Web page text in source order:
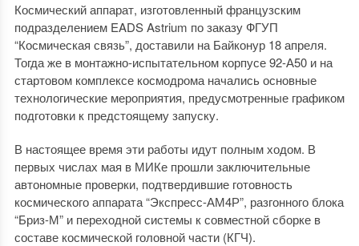
Космический аппарат, изготовленный французским
подразделением EADS Astrium по заказу ФГУП
“Космическая связь”, доставили на Байконур 18 апреля.
Тогда же в монтажно-испытательном корпусе 92-А50 и на
стартовом комплексе космодрома начались основные
технологические мероприятия, предусмотренные графиком
подготовки к предстоящему запуску.
В настоящее время эти работы идут полным ходом. В
первых числах мая в МИКе прошли заключительные
автономные проверки, подтвердившие готовность
космического аппарата “Экспресс-АМ4Р”, разгонного блока
“Бриз-М” и переходной системы к совместной сборке в
составе космической головной части (КГЧ).